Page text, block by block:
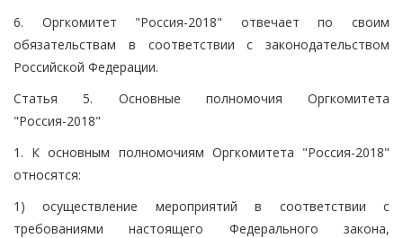
6. Оргкомитет "Россия-2018" отвечает по своим
обязательствам в соответствии с законодательством
Российской Федерации.
Статья 5. Основные полномочия Оргкомитета
"Россия-2018"
1. К основным полномочиям Оргкомитета "Россия-2018"
относятся:
1) осуществление мероприятий в соответствии с
требованиями настоящего Федерального закона,